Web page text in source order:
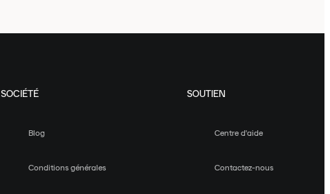
SOCIÉTÉ
Blog
Conditions générales
SOUTIEN
Centre d'aide
Contactez-nous